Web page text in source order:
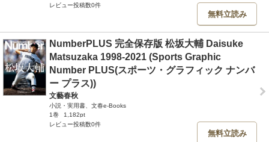
レビュー投稿数0件
無料立読み
NumberPLUS 完全保存版 松坂大輔 Daisuke
Matsuzaka 1998-2021 (Sports Graphic
Number PLUS(スポーツ・グラフィック ナンバ
ー プラス))
文藝春秋
小説・実用書、文春e-Books
1巻
1,182pt
レビュー投稿数0件
無料立読み